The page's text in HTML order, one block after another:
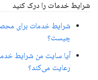
شرایط خدمات را درک کنید
شرایط خدمات برای
چیست؟
آیا سایت من شرایط
رعایت می‌کند؟